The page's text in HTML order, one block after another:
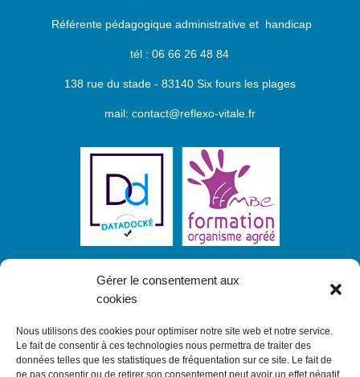
Gérer le consentement aux
cookies
Nous utilisons des cookies pour optimiser notre site web et notre service.
Le fait de consentir à ces technologies nous permettra de traiter des
données telles que les statistiques de fréquentation sur ce site. Le fait de
ne pas consentir ou de retirer son consentement peut avoir un effet négatif
Référente pédagogique administrative et handicap
tél : 06 66 26 48 84
138 rue du stade - 83140 Six fours les plages
mail: contact@reflexo-vitale.fr
Inscrivez-vous à notre newsletter etrecevez
toutes nos actualités sur nos formations